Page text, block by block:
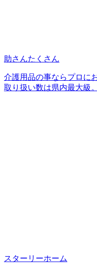
助さんたくさん
介護用品の事ならプロに
取り扱い数は県内最大級。
スターリーホーム